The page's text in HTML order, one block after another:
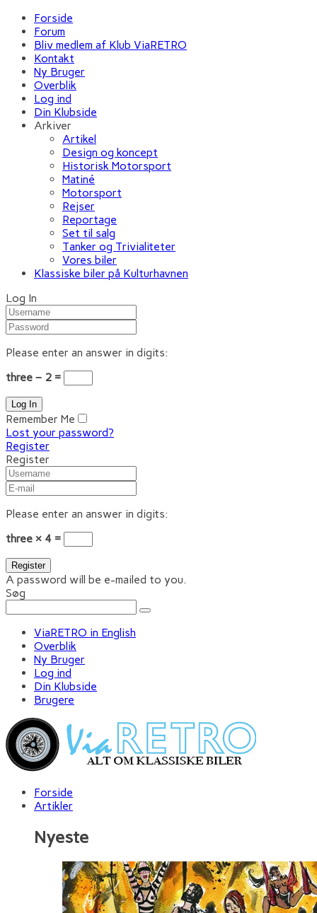
Forside
Forum
Bliv medlem af Klub ViaRETRO
Kontakt
Ny Bruger
Overblik
Log ind
Din Klubside
Arkiver
Artikel
Design og koncept
Historisk Motorsport
Matiné
Motorsport
Rejser
Reportage
Set til salg
Tanker og Trivialiteter
Vores biler
Klassiske biler på Kulturhavnen
Log In
Please enter an answer in digits:
three − 2 =
Remember Me
Lost your password?
Register
Register
Please enter an answer in digits:
three × 4 =
A password will be e-mailed to you.
Søg
ViaRETRO in English
Overblik
Ny Bruger
Log ind
Din Klubside
Brugere
Forside
Artikler
Nyeste